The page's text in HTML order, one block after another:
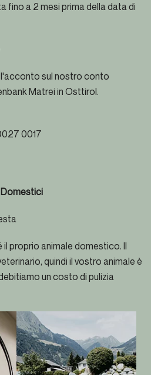
fino a 2 mesi prima della data di
sul nostro conto
Matrei in Osttirol.
0017
proprio animale domestico. Il
quindi il vostro animale è
un costo di pulizia